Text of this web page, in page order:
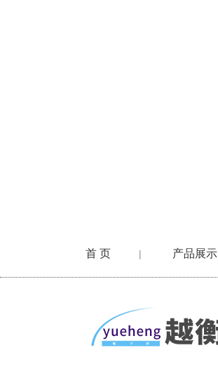
首 页 | 产品展示